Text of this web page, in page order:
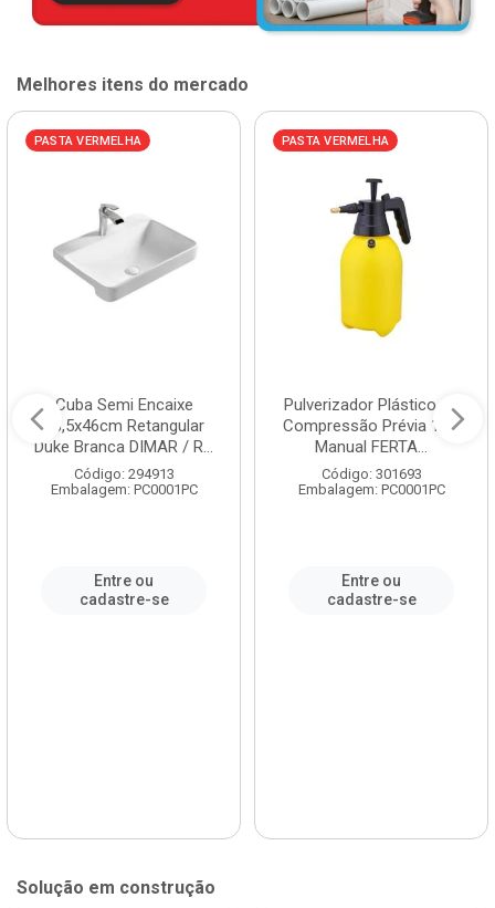
Melhores itens do mercado
PASTA VERMELHA
Cuba Semi Encaixe
58,5x46cm Retangular
Duke Branca DIMAR / R...
Código: 294913
Embalagem: PC0001PC
Entre ou
cadastre-se
PASTA VERMELHA
Pulverizador Plástico de
Compressão Prévia 1,5L
Manual FERTA...
Código: 301693
Embalagem: PC0001PC
Entre ou
cadastre-se
Solução em construção